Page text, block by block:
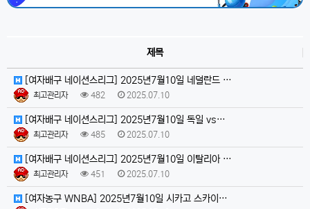
제목
[여자배구 네이션스리그] 2025년7월10일 네덜란드 …
최고관리자 482 2025.07.10
[여자배구 네이션스리그] 2025년7월10일 독일 vs…
최고관리자 485 2025.07.10
[여자배구 네이션스리그] 2025년7월10일 이탈리아 …
최고관리자 451 2025.07.10
[여자농구 WNBA] 2025년7월10일 시카고 스카이…